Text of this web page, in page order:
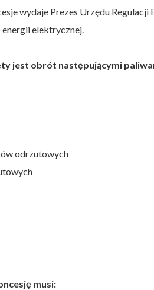
wydaje Prezes Urzędu
energii elektrycznej.
jest obrót następującymi
odrzutowych
musi: